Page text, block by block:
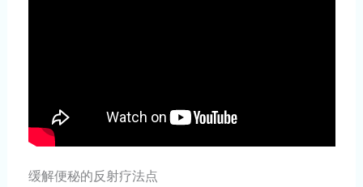
缓解便秘的反射疗法点